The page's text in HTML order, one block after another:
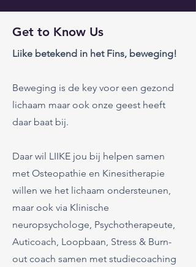
Get to Know Us
Liike betekend in het Fins, beweging!
Beweging is de key voor een gezond
lichaam maar ook onze geest heeft
daar baat bij.
Daar wil LIIKE jou bij helpen samen
met Osteopathie en Kinesitherapie
willen we het lichaam ondersteunen,
maar ook via Klinische
neuropsychologe, Psychotherapeute,
Auticoach, Loopbaan, Stress & Burn-
out coach samen met studiecoaching